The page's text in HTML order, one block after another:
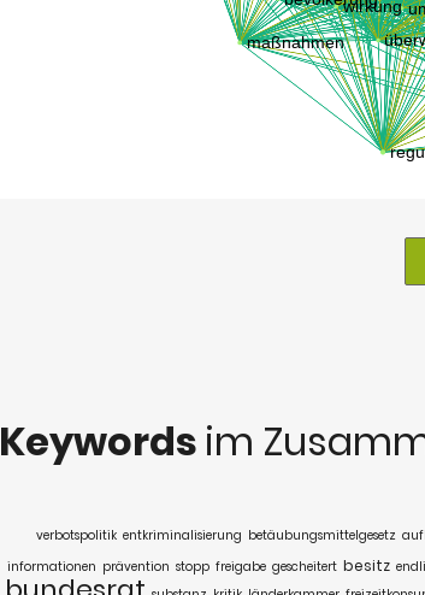
Keywords im
verbotspolitik entkriminalisierung betäubungsmittelgesetz
informationen prävention stopp freigabe gescheitert besitz